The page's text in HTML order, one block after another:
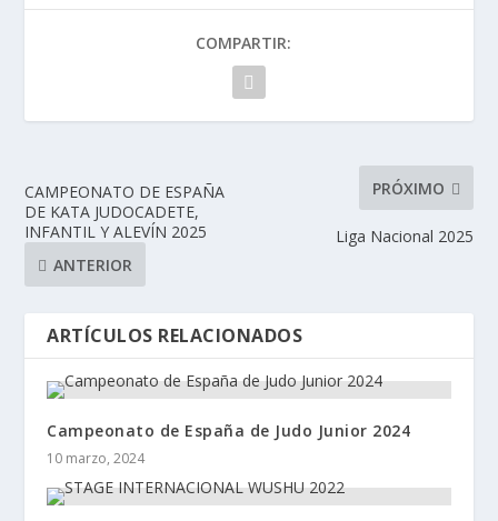
COMPARTIR:
CAMPEONATO DE ESPAÑA
DE KATA JUDOCADETE,
INFANTIL Y ALEVÍN 2025
ANTERIOR
PRÓXIMO
Liga Nacional 2025
ARTÍCULOS RELACIONADOS
Campeonato de España de Judo Junior 2024
10 marzo, 2024